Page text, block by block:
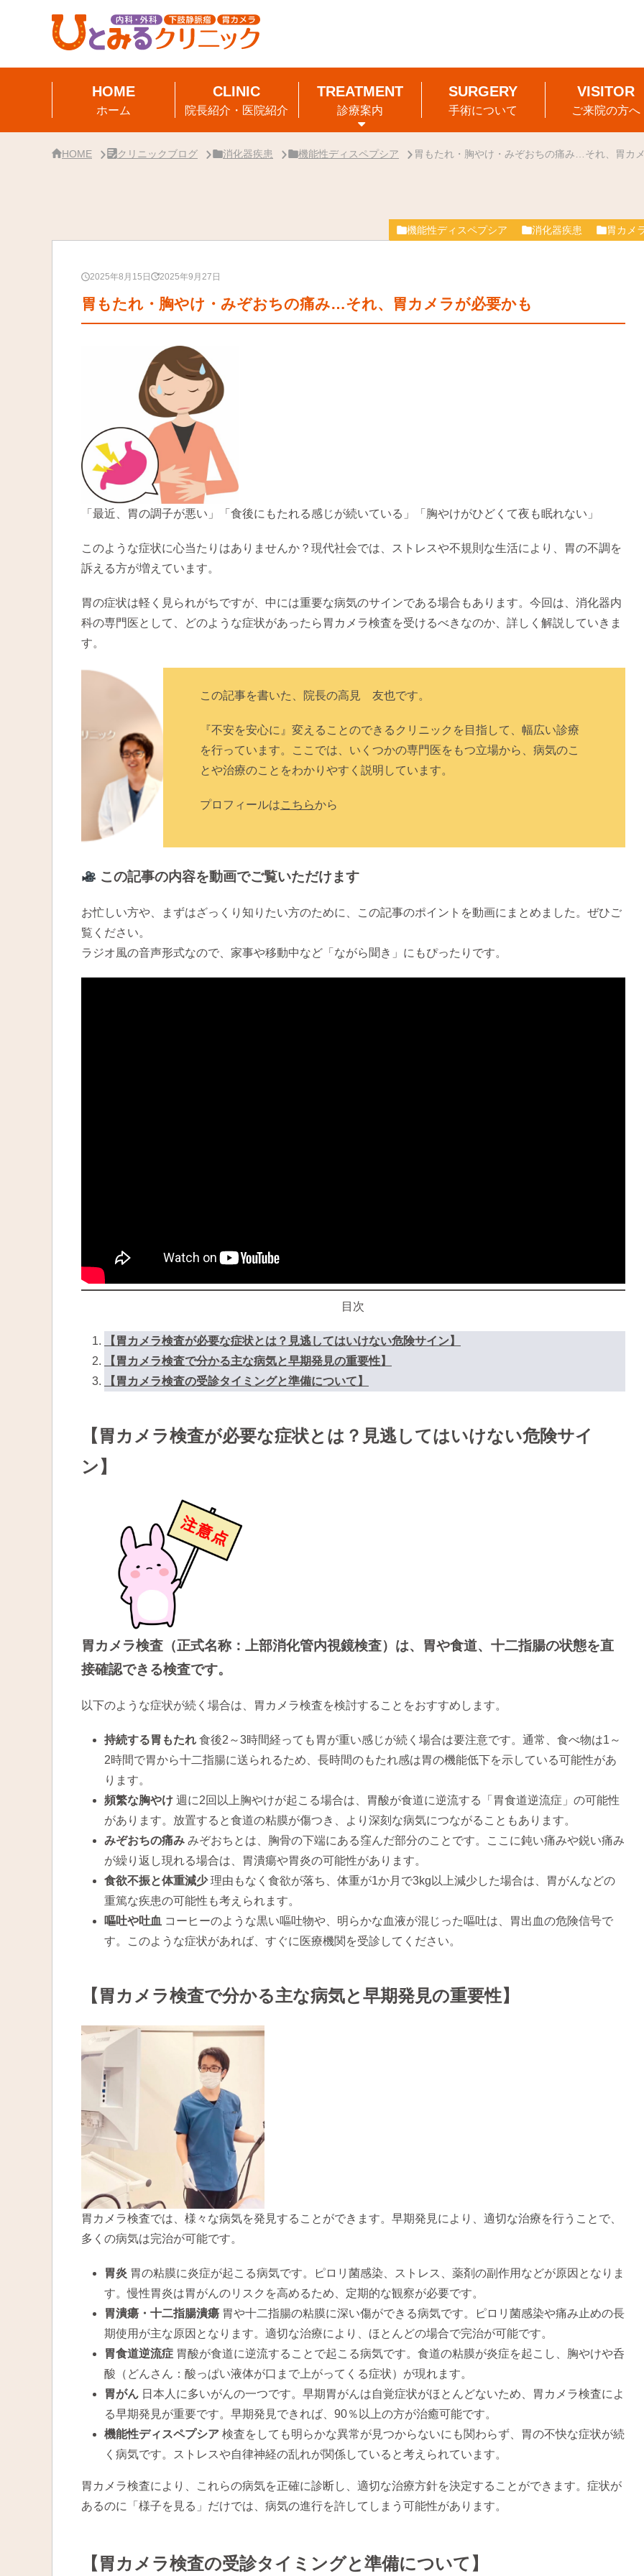
リ
ホーム 院長紹介・医院紹介 診療案内 手術について ご来院の方へ
HOME クリニックブログ 消化器疾患 機能性ディスペプシア 胃もたれ・胸やけ・みぞおちの痛み…それ、胃カ
機能性ディスペプシア 消化器疾患 胃カメ
2025年8月15日 2025年9月27日
胃もたれ・胸やけ・みぞおちの痛み…それ、胃カメラが必要かも
「最近、胃の調子が悪い」「食後にもたれる感じが続いている」「胸やけがひどくて夜も眠れない」
このような症状に心当たりはありませんか？現代社会では、ストレスや不規則な生活により、胃の不調を
訴える方が増えています。
胃の症状は軽く見られがちですが、中には重要な病気のサインである場合もあります。今回は、消化器内
科の専門医として、どのような症状があったら胃カメラ検査を受けるべきなのか、詳しく解説していきま
す。
この記事を書いた、院長の高見 友也です。
『不安を安心に』変えることのできるクリニックを目指して、幅広い診療
を行っています。ここでは、いくつかの専門医をもつ立場から、病気のこ
とや治療のことをわかりやすく説明しています。
プロフィールはこちらから
この記事の内容を動画でご覧いただけます
お忙しい方や、まずはざっくり知りたい方のために、この記事のポイントを動画にまとめました。ぜひご
覧ください。
ラジオ風の音声形式なので、家事や移動中など「ながら聞き」にもぴったりです。
目次
【胃カメラ検査が必要な症状とは？見逃してはいけない危険サイン】
【胃カメラ検査で分かる主な病気と早期発見の重要性】
【胃カメラ検査の受診タイミングと準備について】
【胃カメラ検査が必要な症状とは？見逃してはいけない危険サイ
ン】
胃カメラ検査（正式名称：上部消化管内視鏡検査）は、胃や食道、十二指腸の状態を直
接確認できる検査です。
以下のような症状が続く場合は、胃カメラ検査を検討することをおすすめします。
持続する胃もたれ 食後2～3時間経っても胃が重い感じが続く場合は要注意です。通常、食べ物は1～
2時間で胃から十二指腸に送られるため、長時間のもたれ感は胃の機能低下を示している可能性があ
ります。
頻繁な胸やけ 週に2回以上胸やけが起こる場合は、胃酸が食道に逆流する「胃食道逆流症」の可能性
があります。放置すると食道の粘膜が傷つき、より深刻な病気につながることもあります。
みぞおちの痛み みぞおちとは、胸骨の下端にある窪んだ部分のことです。ここに鈍い痛みや鋭い痛み
が繰り返し現れる場合は、胃潰瘍や胃炎の可能性があります。
食欲不振と体重減少理由もなく食欲が落ち、体重が1か月で3kg以上減少した場合は、胃がんなどの
重篤な疾患の可能性も考えられます。
嘔吐や吐血 コーヒーのような黒い嘔吐物や、明らかな血液が混じった嘔吐は、胃出血の危険信号で
す。このような症状があれば、すぐに医療機関を受診してください。
【胃カメラ検査で分かる主な病気と早期発見の重要性】
胃カメラ検査では、様々な病気を発見することができます。早期発見により、適切な治療を行うことで、
多くの病気は完治が可能です。
胃炎 胃の粘膜に炎症が起こる病気です。ピロリ菌感染、ストレス、薬剤の副作用などが原因となりま
す。慢性胃炎は胃がんのリスクを高めるため、定期的な観察が必要です。
胃潰瘍・十二指腸潰瘍 胃や十二指腸の粘膜に深い傷ができる病気です。ピロリ菌感染や痛み止めの長
期使用が主な原因となります。適切な治療により、ほとんどの場合で完治が可能です。
胃食道逆流症 胃酸が食道に逆流することで起こる病気です。食道の粘膜が炎症を起こし、胸やけや呑
酸（どんさん：酸っぱい液体が口まで上がってくる症状）が現れます。
胃がん 日本人に多いがんの一つです。早期胃がんは自覚症状がほとんどないため、胃カメラ検査によ
る早期発見が重要です。早期発見できれば、90％以上の方が治癒可能です。
機能性ディスペプシア 検査をしても明らかな異常が見つからないにも関わらず、胃の不快な症状が続
く病気です。ストレスや自律神経の乱れが関係していると考えられています。
胃カメラ検査により、これらの病気を正確に診断し、適切な治療方針を決定することができます。症状が
あるのに「様子を見る」だけでは、病気の進行を許してしまう可能性があります。
【胃カメラ検査の受診タイミングと準備について】